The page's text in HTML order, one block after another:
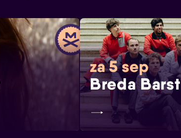
za 5 sep
Breda Barst